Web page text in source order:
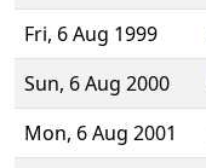
Fri, 6 Aug 1999
Sun, 6 Aug 2000
Mon, 6 Aug 2001